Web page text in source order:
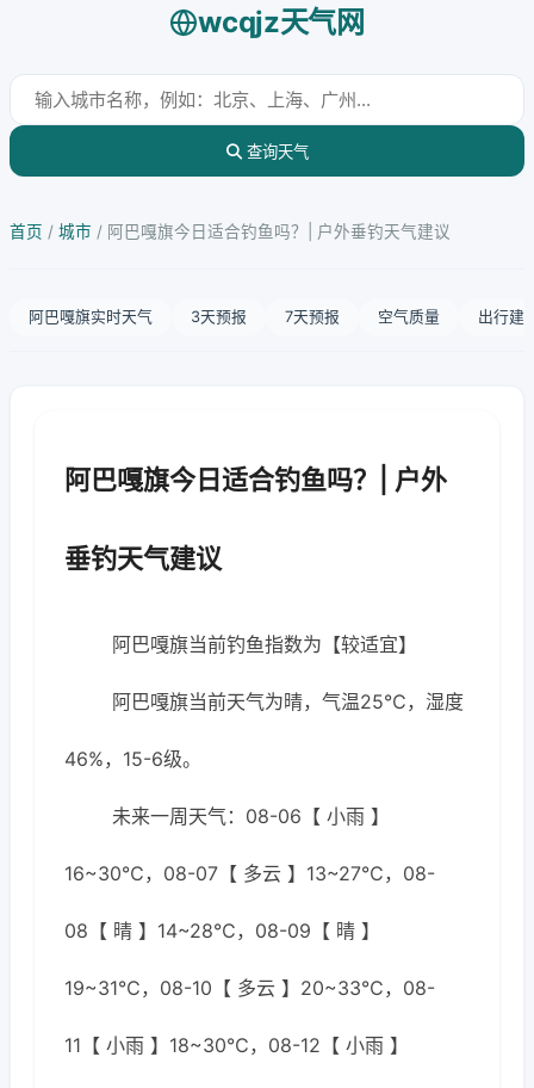
wcqjz天气网
查询天气
首页 / 城市 / 阿巴嘎旗今日适合钓鱼吗？| 户外垂钓天气建议
阿巴嘎旗实时天气 3天预报 7天预报 空气质量 出行建
阿巴嘎旗今日适合钓鱼吗？| 户外
垂钓天气建议
阿巴嘎旗当前钓鱼指数为【较适宜】
阿巴嘎旗当前天气为晴，气温25℃，湿度
46%，15-6级。
未来一周天气：08-06【 小雨 】
16~30℃，08-07【 多云 】13~27℃，08-
08【 晴 】14~28℃，08-09【 晴 】
19~31℃，08-10【 多云 】20~33℃，08-
11【 小雨 】18~30℃，08-12【 小雨 】